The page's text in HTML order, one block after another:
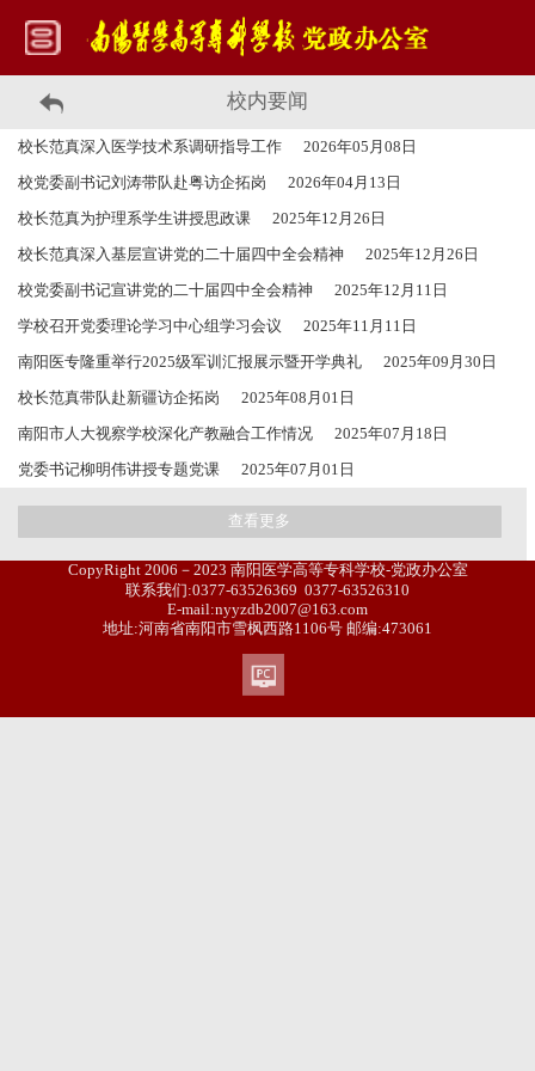
校内要闻
校长范真深入医学技术系调研指导工作 2026年05月08日
校党委副书记刘涛带队赴粤访企拓岗 2026年04月13日
校长范真为护理系学生讲授思政课 2025年12月26日
校长范真深入基层宣讲党的二十届四中全会精神 2025年12月26日
校党委副书记宣讲党的二十届四中全会精神 2025年12月11日
学校召开党委理论学习中心组学习会议 2025年11月11日
南阳医专隆重举行2025级军训汇报展示暨开学典礼 2025年09月30日
校长范真带队赴新疆访企拓岗 2025年08月01日
南阳市人大视察学校深化产教融合工作情况 2025年07月18日
党委书记柳明伟讲授专题党课 2025年07月01日
查看更多
CopyRight 2006－2023 南阳医学高等专科学校-党政办公室
联系我们:0377-63526369 0377-63526310
E-mail:nyyzdb2007@163.com
地址:河南省南阳市雪枫西路1106号 邮编:473061